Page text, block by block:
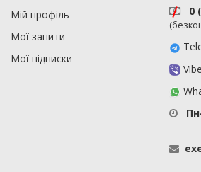
Мій профіль
Мої запити
Мої підписки
0